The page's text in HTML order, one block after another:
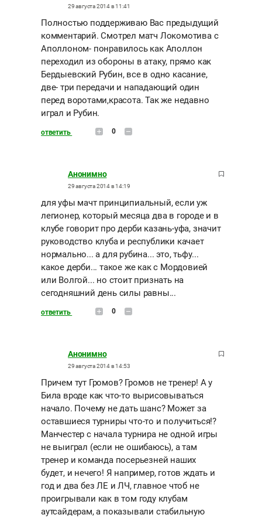
29 августа 2014 в 11:41
Полностью поддерживаю Вас предыдущий
комментарий. Смотрел матч Локомотива с
Аполлоном- понравилось как Аполлон
переходил из обороны в атаку, прямо как
Бердыевский Рубин, все в одно касание,
две- три передачи и нападающий один
перед воротами,красота. Так же недавно
играл и Рубин.
ответить 0
Анонимно
29 августа 2014 в 14:19
для уфы мачт принципиальный, если уж
легионер, который месяца два в городе и в
клубе говорит про дерби казань-уфа, значит
руководство клуба и республики качает
нормально... а для рубина... это, тьфу...
какое дерби... такое же как с Мордовией
или Волгой... но стоит признать на
сегодняшний день силы равны...
ответить 0
Анонимно
29 августа 2014 в 14:53
Причем тут Громов? Громов не тренер! А у
Била вроде как что-то вырисовываться
начало. Почему не дать шанс? Может за
оставшиеся турниры что-то и получиться!?
Манчестер с начала турнира не одной игры
не выиграл (если не ошибаюсь), а там
тренер и команда посерьезней наших
будет, и нечего! Я например, готов ждать и
год и два без ЛЕ и ЛЧ, главное чтоб не
проигрывали как в том году клубам
аутсайдерам, а показывали стабильную